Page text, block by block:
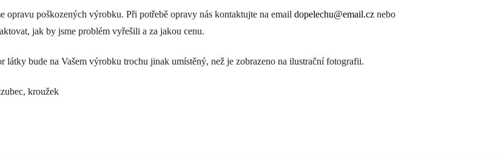
poškozených výrobku. Při potřebě opravy nás kontaktujte na email dopelechu@email.cz nebo
jak by jsme problém vyřešili a za jakou cenu.
bude na Vašem výrobku trochu jinak umístěný, než je zobrazeno na ilustrační fotografii.
kroužek